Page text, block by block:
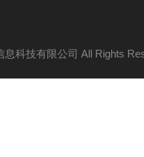
息科技有限公司 All Rights